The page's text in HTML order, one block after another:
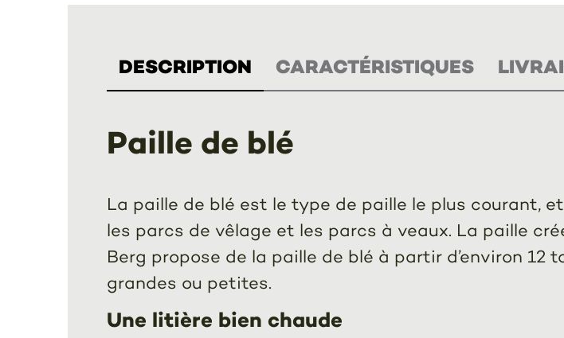
DESCRIPTION CARACTÉRISTIQUES
Paille de blé
La paille de blé est le type de paille le plus courant,
les parcs de vêlage et les parcs à veaux. La paille
Berg propose de la paille de blé à partir d’environ 12
grandes ou petites.
Une litière bien chaude